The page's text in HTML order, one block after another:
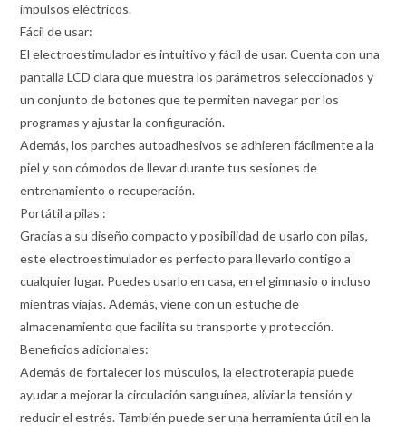
impulsos eléctricos.
Fácil de usar:
El electroestimulador es intuitivo y fácil de usar. Cuenta con una
pantalla LCD clara que muestra los parámetros seleccionados y
un conjunto de botones que te permiten navegar por los
programas y ajustar la configuración.
Además, los parches autoadhesivos se adhieren fácilmente a la
piel y son cómodos de llevar durante tus sesiones de
entrenamiento o recuperación.
Portátil a pilas :
Gracias a su diseño compacto y posibilidad de usarlo con pilas,
este electroestimulador es perfecto para llevarlo contigo a
cualquier lugar. Puedes usarlo en casa, en el gimnasio o incluso
mientras viajas. Además, viene con un estuche de
almacenamiento que facilita su transporte y protección.
Beneficios adicionales:
Además de fortalecer los músculos, la electroterapia puede
ayudar a mejorar la circulación sanguínea, aliviar la tensión y
reducir el estrés. También puede ser una herramienta útil en la